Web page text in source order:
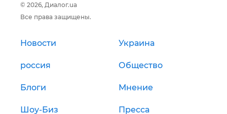
© 2026, Диалог.ua
Все права защищены.
Новости Украина
россия Общество
Блоги Мнение
Шоу-Биз Пресса